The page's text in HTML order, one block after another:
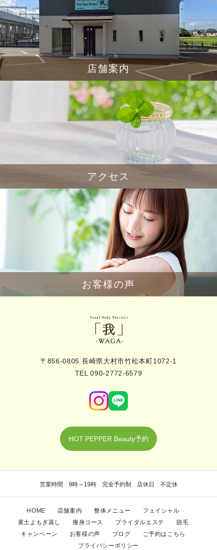
店舗案内
アクセス
お客様の声
〒856-0805 長崎県大村市竹松本町1072-1
TEL 090-2772-6579
HOT PEPPER Beauty予約
営業時間 9時～19時 完全予約制 店休日 不定休
HOME 店舗案内 整体メニュー
フェイシャル
黄土よもぎ蒸し
痩身コース ブライダルエステ
脱毛
キャンペーン
お客様の声 ブログ
ご予約はこちら
プライバシーポリシー